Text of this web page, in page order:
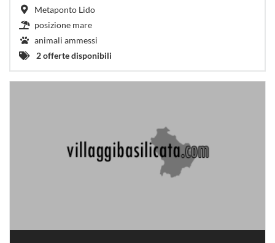
Metaponto Lido
posizione mare
animali ammessi
2 offerte disponibili